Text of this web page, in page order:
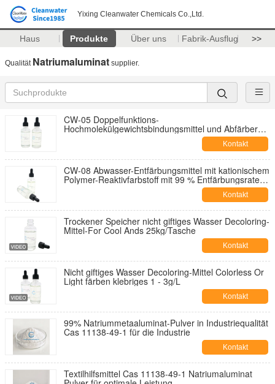
Yixing Cleanwater Chemicals Co.,Ltd.
Haus Produkte Über uns Fabrik-Ausflug >>
Qualität Natriumaluminat supplier.
CW-05 Doppelfunktions-
Hochmolekülgewichtsbindungsmittel und Abfärber
Kontakt
CW-08 Abwasser-Entfärbungsmittel mit kationischem
Polymer-Reaktivfarbstoff mit 99 % Entfärbungsrate
und 80 % CSB-Entfernung für Textilabwässer
Kontakt
Trockener Speicher nicht giftiges Wasser Decoloring-
Mittel-For Cool Ands 25kg/Tasche
Kontakt
Nicht giftiges Wasser Decoloring-Mittel Colorless Or
Light färben klebriges 1 - 3g/L
Kontakt
99% Natriummetaaluminat-Pulver in Industriequalität
Cas 11138-49-1 für die Industrie
Kontakt
Textilhilfsmittel Cas 11138-49-1 Natriumaluminat